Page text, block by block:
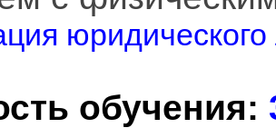
обучения: